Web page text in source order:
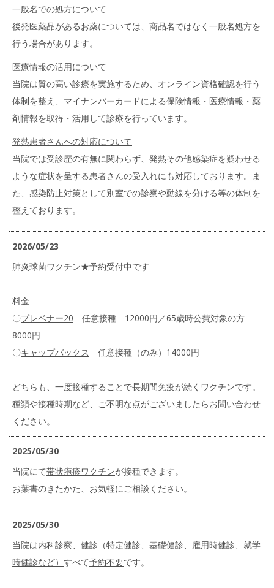
一般名での処方について
後発医薬品があるお薬については、商品名ではなく一般名処方を
行う場合があります。
医療情報の活用について
当院は質の高い診療を実施するため、オンライン資格確認を行う
体制を整え、マイナンバーカードによる保険情報・医療情報・薬
剤情報を取得・活用して診療を行っています。
発熱患者さんへの対応について
当院では受診歴の有無に関わらず、発熱その他感染症を疑わせる
ような症状を呈する患者さんの受入れにも対応しております。ま
た、感染防止対策として別室での診察や動線を分ける等の体制を
整えております。
2026/05/23
肺炎球菌ワクチン★予約受付中です
料金
〇プレベナー20 任意接種 12000円／65歳時公費対象の方
8000円
〇キャップバックス 任意接種（のみ）14000円
どちらも、一度接種することで長期間免疫が続くワクチンです。
種類や接種時期など、ご不明な点がございましたらお問い合わせ
ください。
2025/05/30
当院にて帯状疱疹ワクチンが接種できます。
お葉書のきたかた、お気軽にご相談ください。
2025/05/30
当院は内科診察、健診（特定健診、基礎健診、雇用時健診、就学
時健診など） すべて予約不要です。